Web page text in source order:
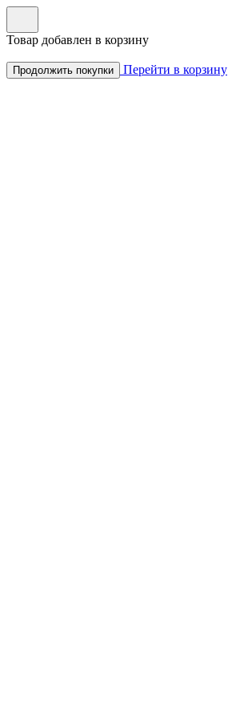
Товар добавлен в корзину
Продолжить покупки Перейти в корзину